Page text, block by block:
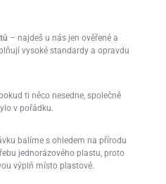
– najdeš u nás jen ověřené a
vysoké standardy a opravdu
ti něco nesedne, společně
v pořádku.
balíme s ohledem na přírodu
jednorázového plastu, proto
výplň místo plastové.